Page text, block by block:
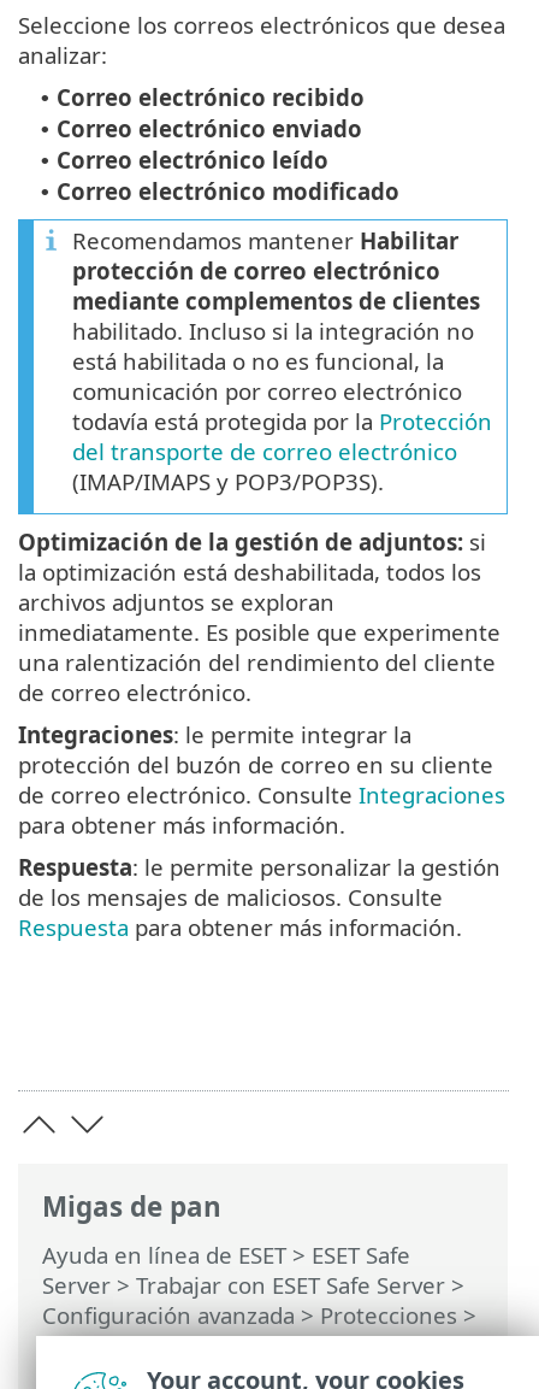
Migas de pan
Ayuda en línea de ESET> ESET Safe
Server > Trabajar con ESET Safe Server >
Configuración avanzada>Protecciones>
Protección del cliente de correo
electrónico> Protección de la casilla de
Seleccione los correos electrónicos que desea
analizar:
• Correo electrónico recibido
• Correo electrónico enviado
• Correo electrónico leído
• Correo electrónico modificado
Recomendamos mantener Habilitar
protección de correo electrónico
mediante complementos de clientes
habilitado. Incluso si la integración no
está habilitada o no es funcional, la
comunicación por correo electrónico
todavía está protegida por la Protección
del transporte de correo electrónico
(IMAP/IMAPS y POP3/POP3S).
Optimización de la gestión de adjuntos: si
la optimización está deshabilitada, todos los
archivos adjuntos se exploran
inmediatamente. Es posible que experimente
una ralentización del rendimiento del cliente
de correo electrónico.
Integraciones: le permite integrar la
protección del buzón de correo en su cliente
de correo electrónico. Consulte Integraciones
para obtener más información.
Respuesta: le permite personalizar la gestión
de los mensajes de maliciosos. Consulte
Respuesta para obtener más información.
Your account, your cookies